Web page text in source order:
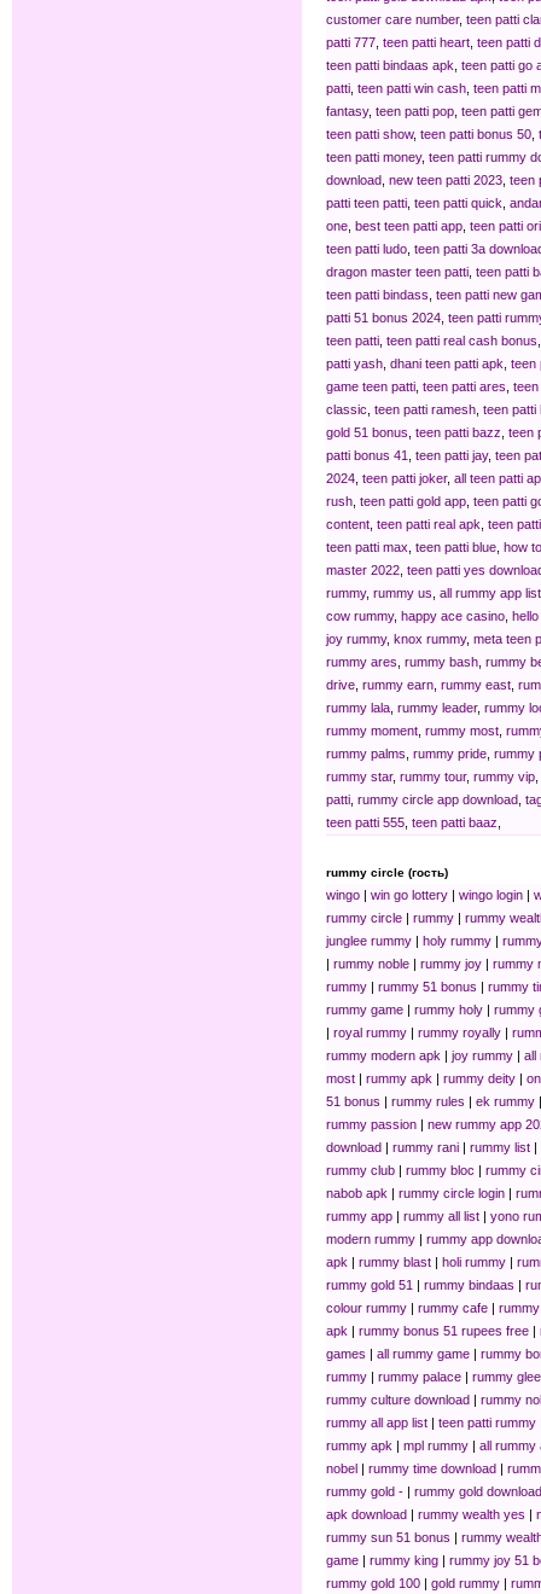
customer care number, teen patti
patti 777 teen patti heart teen patti
teen patti bindaas apk teen patti go
patti teen patti win cash teen patti
fantasy, teen patti pop teen patti
teen patti show, teen patti bonus 50
teen patti money, teen patti rummy
download new teen patti 2023 teen
patti teen patti teen patti quick
one best teen patti app teen patti
teen patti ludo teen patti 3a
dragon master teen patti teen patti
teen patti bindass teen patti new
patti 51 bonus 2024 teen patti
teen patti teen patti real cash bonus
patti yash dhani teen patti apk teen
game teen patti teen patti ares
classic teen patti ramesh teen patti
gold 51 bonus teen patti bazz teen
patti bonus 41
teen patti jay, teen
2024 teen patti joker, all teen patti
rush teen patti gold app teen patti
content teen patti real apk teen
teen patti max teen patti blue how
master 2022 teen patti yes
rummy, rummy us all rummy app list
cow rummy, happy ace casino
joy rummy, knox rummy, meta teen
rummy ares rummy bash rummy
drive rummy earn rummy east
rummy lala rummy leader, rummy
rummy moment rummy most
rummy palms rummy pride rummy
rummy star, rummy tour, rummy vip
patti rummy circle app download
teen patti 555 teen patti baaz
rummy circle (гость)
wingo | win go lottery | wingo login |
rummy circle | rummy | rummy
junglee rummy | holy rummy |
| rummy noble | rummy joy | rummy
rummy | rummy 51 bonus | rummy
rummy game | rummy holy | rummy
| royal rummy | rummy royally |
rummy modern apk | joy rummy | all
most | rummy apk | rummy deity |
51 bonus | rummy rules | ek rummy
rummy passion | new rummy app
download | rummy rani | rummy list |
rummy club | rummy bloc | rummy
nabob apk | rummy circle login |
rummy app | rummy all list | yono
modern rummy | rummy app
apk | rummy blast | holi rummy |
rummy gold 51 | rummy bindaas |
colour rummy | rummy cafe |
apk | rummy bonus 51 rupees free |
games | all rummy game | rummy
rummy | rummy palace | rummy
rummy culture download | rummy
rummy all app list | teen patti rummy
rummy apk | mpl rummy | all rummy
nobel | rummy time download |
rummy gold - | rummy gold download
apk download | rummy wealth yes |
rummy sun 51 bonus | rummy
game | rummy king | rummy joy 51
rummy gold 100 | gold rummy |